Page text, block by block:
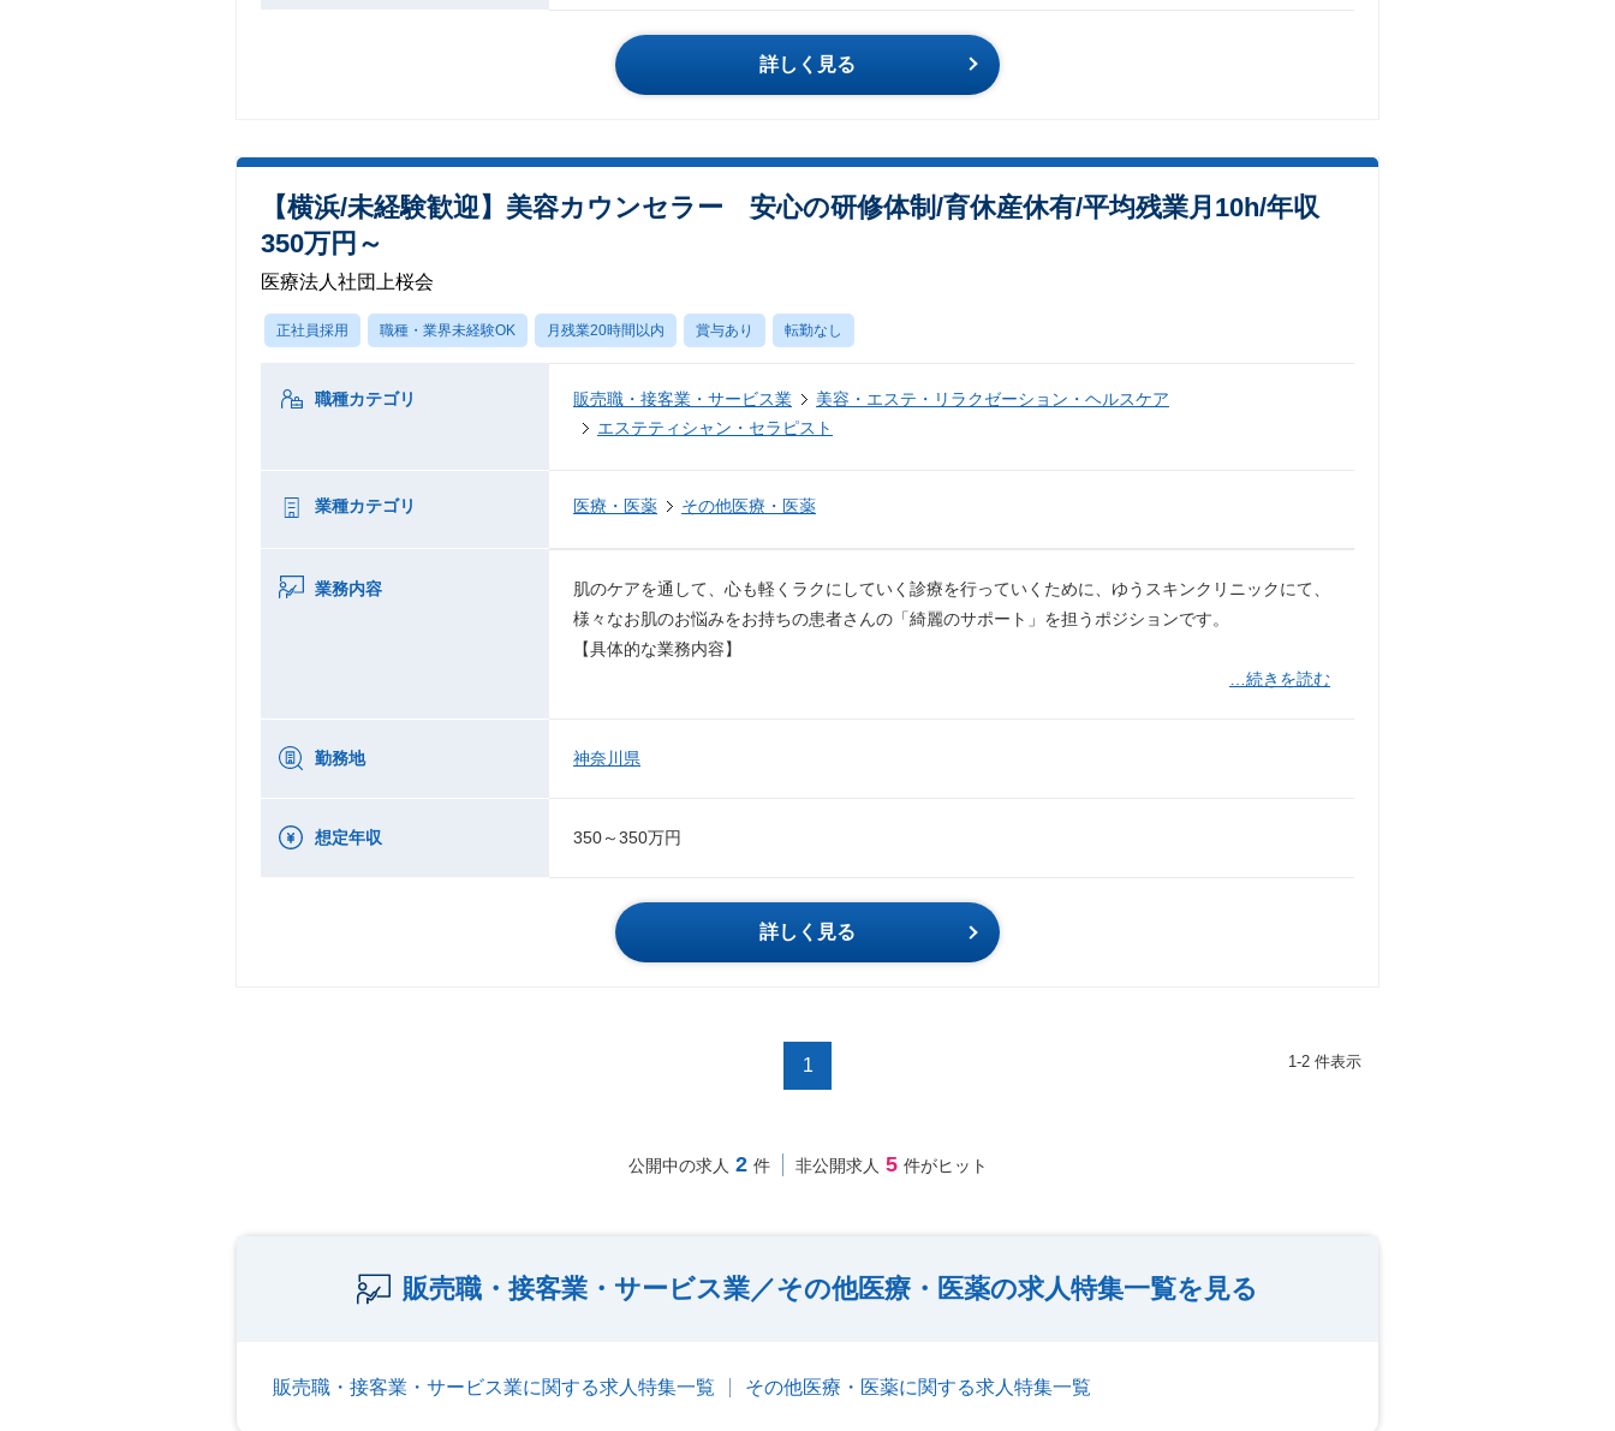
詳しく見る
【横浜/未経験歓迎】美容カウンセラー 安心の研修体制/育休産休有/平均残業月10h/年収
350万円～
医療法人社団上桜会
正社員採用 職種・業界未経験OK 月残業20時間以内 賞与あり 転勤なし
職種カテゴリ 販売職・接客業・サービス業
美容・エステ・リラクゼーション・ヘルスケア
エステティシャン・セラピスト
業種カテゴリ 医療・医薬 その他医療・医薬
業務内容
肌のケアを通して、心も軽くラクにしていく診療を行っていくために、ゆうスキンクリニックにて、
様々なお肌のお悩みをお持ちの患者さんの「綺麗のサポート」を担うポジションです。
【具体的な業務内容】
…続きを読む
勤務地 神奈川県
想定年収 350～350万円
詳しく見る
1 1-2 件表示
公開中の求人 2 件 非公開求人 5 件がヒット
販売職・接客業・サービス業／その他医療・医薬の求人特集一覧を見る
販売職・接客業・サービス業に関する求人特集一覧 その他医療・医薬に関する求人特集一覧